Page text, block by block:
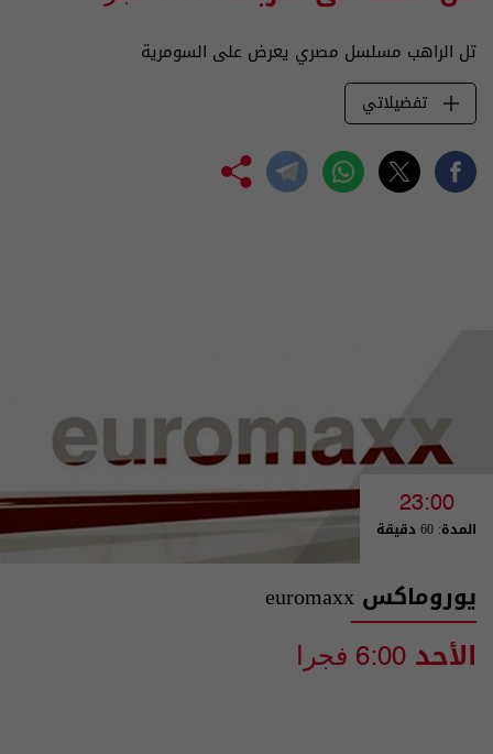
تل الراهب مسلسل مصري يعرض على السومرية
تفضيلاتي
23:00
المدة: 60 دقيقة
يوروماكس euromaxx
الأحد 6:00 فجرا